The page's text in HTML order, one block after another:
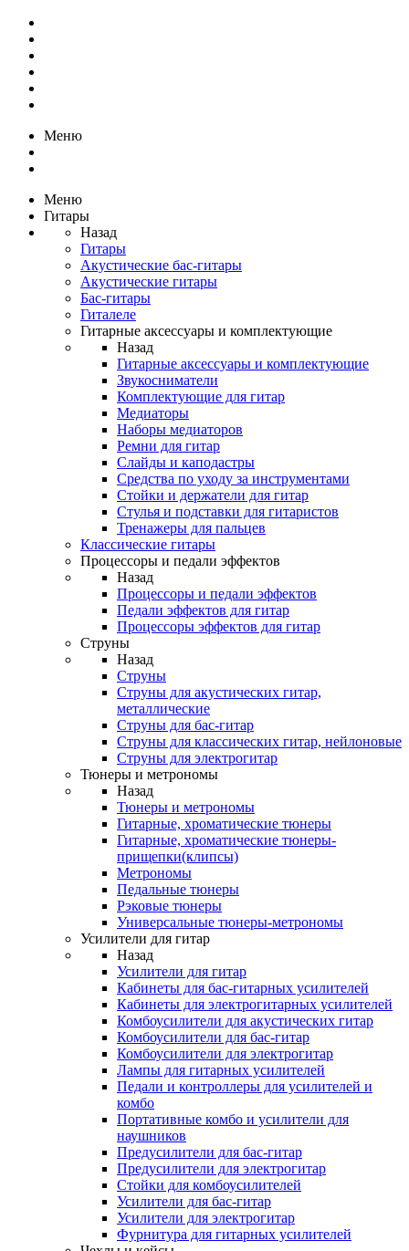
Меню
Меню
Гитары
Назад
Гитары
Акустические бас-гитары
Акустические гитары
Бас-гитары
Гиталеле
Гитарные аксессуары и комплектующие
Назад
Гитарные аксессуары и комплектующие
Звукосниматели
Комплектующие для гитар
Медиаторы
Наборы медиаторов
Ремни для гитар
Слайды и каподастры
Средства по уходу за инструментами
Стойки и держатели для гитар
Стулья и подставки для гитаристов
Тренажеры для пальцев
Классические гитары
Процессоры и педали эффектов
Назад
Процессоры и педали эффектов
Педали эффектов для гитар
Процессоры эффектов для гитар
Струны
Назад
Струны
Струны для акустических гитар,
металлические
Струны для бас-гитар
Струны для классических гитар, нейлоновые
Струны для электрогитар
Тюнеры и метрономы
Назад
Тюнеры и метрономы
Гитарные, хроматические тюнеры
Гитарные, хроматические тюнеры-
прищепки(клипсы)
Метрономы
Педальные тюнеры
Рэковые тюнеры
Универсальные тюнеры-метрономы
Усилители для гитар
Назад
Усилители для гитар
Кабинеты для бас-гитарных усилителей
Кабинеты для электрогитарных усилителей
Комбоусилители для акустических гитар
Комбоусилители для бас-гитар
Комбоусилители для электрогитар
Лампы для гитарных усилителей
Педали и контроллеры для усилителей и
комбо
Портативные комбо и усилители для
наушников
Предусилители для бас-гитар
Предусилители для электрогитар
Стойки для комбоусилителей
Усилители для бас-гитар
Усилители для электрогитар
Фурнитура для гитарных усилителей